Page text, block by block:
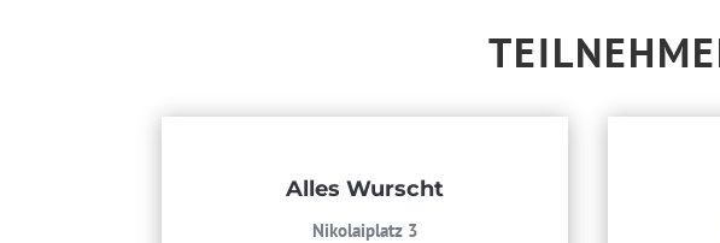
Alles Wurscht
Nikolaiplatz 3